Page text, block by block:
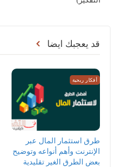
قد يعجبك ايضا
أفكار ربحية
طرق استثمار المال عبر
الإنترنت وأهم أنواعه وتوضيح
بعض الطرق الغير تقليدية